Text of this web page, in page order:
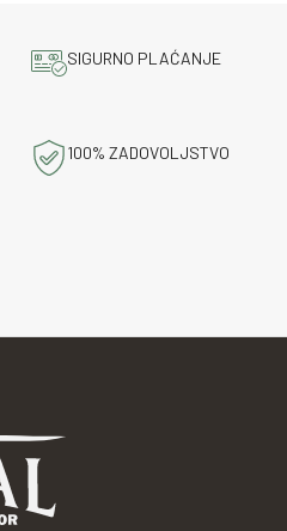
SIGURNO PLAĆANJE
100% ZADOVOLJSTVO